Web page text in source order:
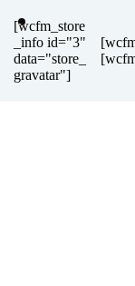
[wcfm_store
_info id="3"
data="store_
gravatar"]